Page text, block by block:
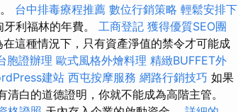
台中排毒療程推薦 數位行銷策略 輕鬆安排下
利福林的年費。 工商登記 獲得優質SEO團
這種情況下，只有資產淨值的禁令才可能成
胞證辦理 歐式風格外燴料理 精緻BUFFET外
建站 西屯按摩服務 網路行銷技巧 如果
白的道德證明，你就不能成為高階主管。